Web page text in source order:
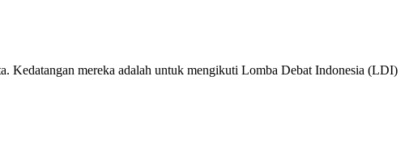
Kedatangan mereka adalah untuk mengikuti Lomba Debat Indonesia (LDI)